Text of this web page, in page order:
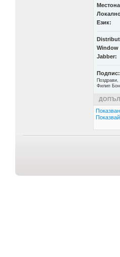
Език:
Window
Jabber:
Подпис:
Поздрави,
Филип